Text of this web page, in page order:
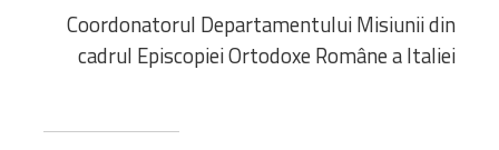
Coordonatorul Departamentului Misiunii din
cadrul Episcopiei Ortodoxe Române a Italiei